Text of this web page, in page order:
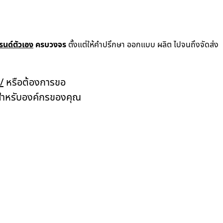
ด์ตัวเอง ครบวงจร ตั้งแต่ให้คำปรึกษา ออกแบบ ผลิต ไปจนถึงจัดส่ง
หรือต้องการขอ
ำหรับองค์กรของคุณ